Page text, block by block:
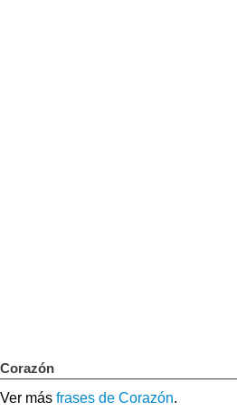
Corazón
Ver más frases de Corazón.